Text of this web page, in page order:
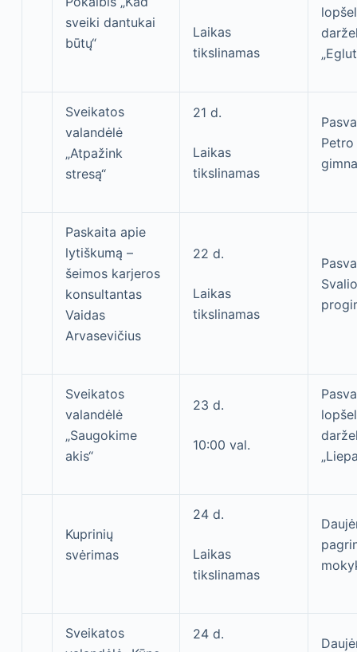
sveiki dantukai
būtų“
Laikas
tikslinamas
Sveikatos
valandėlė
„Atpažink
stresą“
21 d.
Laikas
tikslinamas
Paskaita apie
lytiškumą –
šeimos karjeros
konsultantas
Vaidas
Arvasevičius
22 d.
Laikas
tikslinamas
Sveikatos
valandėlė
„Saugokime
akis“
23 d.
10:00 val.
Kuprinių
svėrimas
24 d.
Laikas
tikslinamas
Sveikatos
24 d.